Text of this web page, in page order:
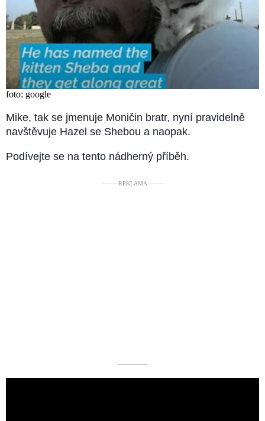
foto: google
Mike, tak se jmenuje Moničin bratr, nyní pravidelně
navštěvuje Hazel se Shebou a naopak.
Podívejte se na tento nádherný příběh.
––––– REKLAMA –––––
––––––––––